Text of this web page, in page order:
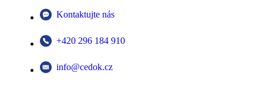
Kontaktujte nás
+420 296 184 910
info@cedok.cz